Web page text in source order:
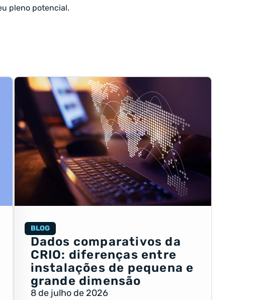
pleno potencial.
BLOG
Dados comparativos da
CRIO: diferenças entre
instalações de pequena e
grande dimensão
8 de julho de 2026